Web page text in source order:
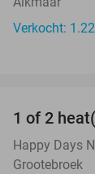
Verkocht:
1 of 2
Happy Days
Grootebroek